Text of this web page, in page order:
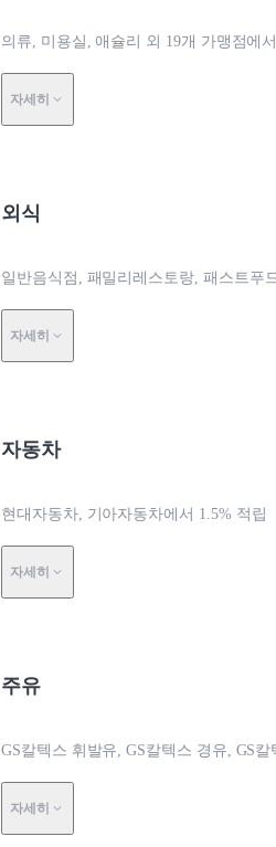
의류, 미용실, 애슐리 외 19개 가맹점에
자세히
외식
일반음식점, 패밀리레스토랑, 패스트푸
자세히
자동차
현대자동차, 기아자동차에서 1.5% 적립
자세히
주유
GS칼텍스 휘발유, GS칼텍스 경유, GS
자세히